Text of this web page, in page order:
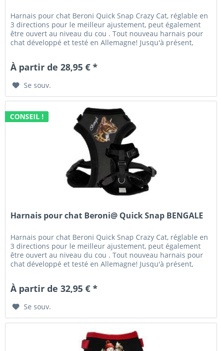
Harnais pour chat Beroni Quick Snap Crazy Cat, réglable en
3 directions pour le meilleur ajustement, peut également
être ouvert au niveau du cou . Tout nouveau harnais pour
chat développé et testé en Allemagne! Jusqu'à présent,
À partir de 28,95 € *
Se souv.
CONSEIL !
Harnais pour chat Beroni@ Quick Snap BENGALE
Harnais pour chat Beroni Quick Snap Crazy Cat, réglable en
3 directions pour le meilleur ajustement, peut également
être ouvert au niveau du cou . Tout nouveau harnais pour
chat développé et testé en Allemagne! Jusqu'à présent,
À partir de 32,95 € *
Se souv.